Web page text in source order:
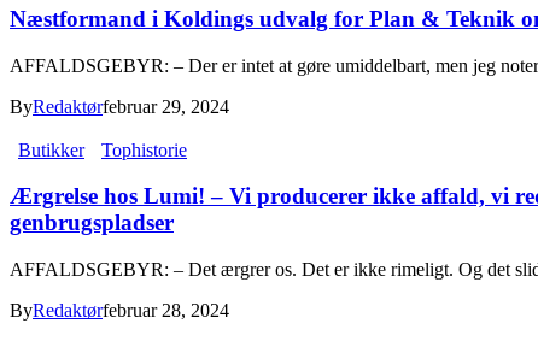
Næstformand i Koldings udvalg for Plan & Teknik
AFFALDSGEBYR: – Der er intet at gøre umiddelbart, men jeg
ByRedaktørfebruar 29, 2024
Butikker Tophistorie
Ærgrelse hos Lumi! – Vi producerer ikke affald, vi
genbrugspladser
AFFALDSGEBYR: – Det ærgrer os. Det er ikke rimeligt. Og det
ByRedaktørfebruar 28, 2024